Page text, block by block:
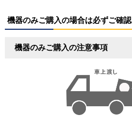
機器のみご購入の場合は必ずご確
機器のみご購入の注意事項